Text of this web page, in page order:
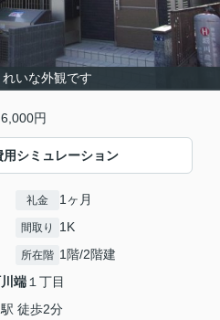
れいな外観です
円
用シミュレーション
礼金 1ヶ月
間取り 1K
所在階 1階/2階建
川端１丁目
駅 徒歩2分